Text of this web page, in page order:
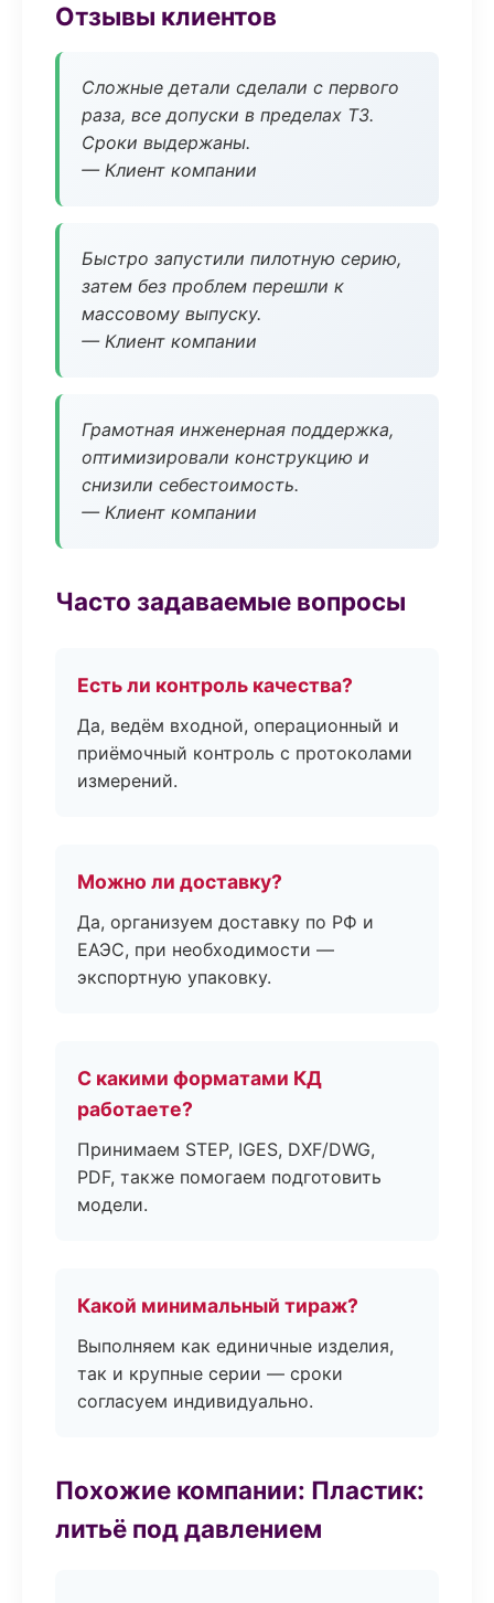
Отзывы клиентов
Сложные детали сделали с первого
раза, все допуски в пределах ТЗ.
Сроки выдержаны.
— Клиент компании
Быстро запустили пилотную серию,
затем без проблем перешли к
массовому выпуску.
— Клиент компании
Грамотная инженерная поддержка,
оптимизировали конструкцию и
снизили себестоимость.
— Клиент компании
Часто задаваемые вопросы
Есть ли контроль качества?
Да, ведём входной, операционный и
приёмочный контроль с протоколами
измерений.
Можно ли доставку?
Да, организуем доставку по РФ и
ЕАЭС, при необходимости —
экспортную упаковку.
С какими форматами КД
работаете?
Принимаем STEP, IGES, DXF/DWG,
PDF, также помогаем подготовить
модели.
Какой минимальный тираж?
Выполняем как единичные изделия,
так и крупные серии — сроки
согласуем индивидуально.
Похожие компании: Пластик:
литьё под давлением